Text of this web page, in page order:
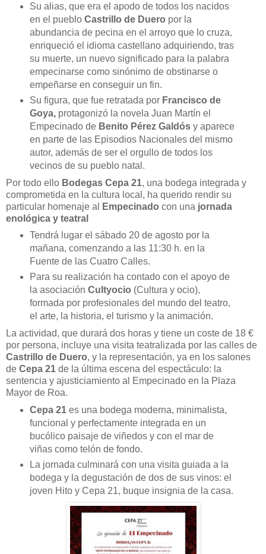
Su alias, que era el apodo de todos los nacidos
en el pueblo Castrillo de Duero por la
abundancia de pecina en el arroyo que lo cruza,
enriqueció el idioma castellano adquiriendo, tras
su muerte, un nuevo significado para la palabra
empecinarse como sinónimo de obstinarse o
empeñarse en conseguir un fin.
Su figura, que fue retratada por Francisco de
Goya,protagonizó la novela Juan Martín el
Empecinado de Benito Pérez Galdósy aparece
en parte de las Episodios Nacionales del mismo
autor, además de ser el orgullo de todos los
vecinos de su pueblo natal.
Por todo ello Bodegas Cepa 21, una bodega integrada y
comprometida en la cultura local, ha querido rendir su
particular homenaje al
Empecinado con una jornada
enológica y teatral
Tendrá lugar el sábado 20 de agosto por la
mañana, comenzando a las 11:30 h. en la
Fuente de las Cuatro Calles.
Para su realización ha contado con el apoyo de
la asociación Cultyocio (Cultura y ocio),
formada por profesionales del mundo del teatro,
el arte, la historia, el turismo y la animación.
La actividad, que durará dos horas y tiene un coste de 18 €
por persona, incluye una visita teatralizada por las calles de
Castrillo de Duero, y la representación, ya en los salones
de Cepa 21 de la última escena del espectáculo: la
sentencia y ajusticiamiento al Empecinado en la Plaza
Mayor de Roa.
Cepa 21es una bodega moderna, minimalista,
funcional y perfectamente integrada en un
bucólico paisaje de viñedos y con el mar de
viñas como telón de fondo.
La jornada culminará con una visita guiada a la
bodega y la degustación de dos de sus vinos: el
joven Hito y Cepa 21, buque insignia de la casa.